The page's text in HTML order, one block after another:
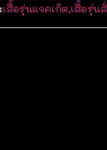
เสื้อรุ่นแจคเก็ต,เสื้อรุ่น